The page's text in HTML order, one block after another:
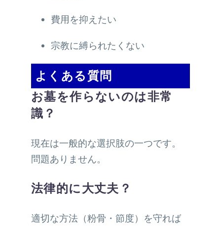
費用を抑えたい
宗教に縛られたくない
よくある質問
お墓を作らないのは非常
識？
現在は一般的な選択肢の一つです。
問題ありません。
法律的に大丈夫？
適切な方法（粉骨・節度）を守れば